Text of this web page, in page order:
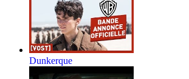
Dunkerque